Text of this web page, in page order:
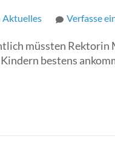
Aktuelles Verfasse
müssten
bestens